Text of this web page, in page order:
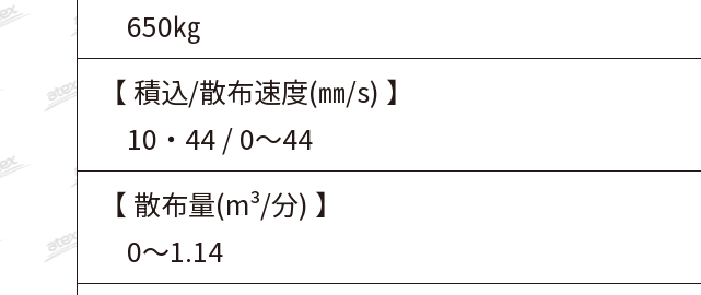
650㎏
【 積込/散布速度(㎜/s) 】
10・44 / 0～44
【 散布量(m³/分) 】
0～1.14